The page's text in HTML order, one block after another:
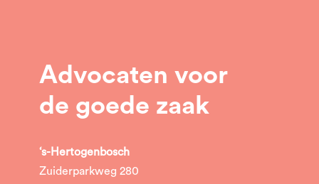
Advocaten voor
de goede zaak
‘s-Hertogenbosch
Zuiderparkweg 280